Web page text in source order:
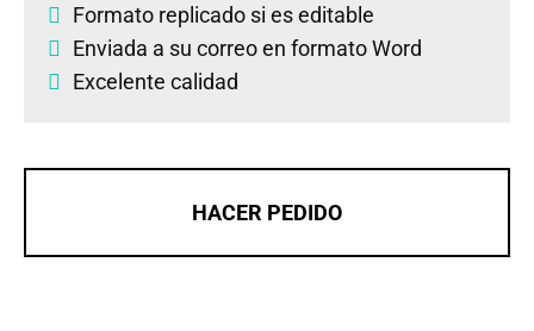
Formato replicado si es editable
Enviada a su correo en formato Word
Excelente calidad
HACER PEDIDO